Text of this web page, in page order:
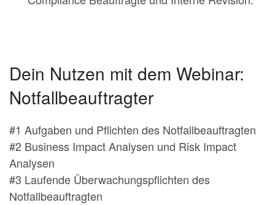
Dein Nutzen mit dem Webinar:
Notfallbeauftragter
#1 Aufgaben und Pflichten des Notfallbeauftragten
#2 Business Impact Analysen und Risk Impact
Analysen
#3 Laufende Überwachungspflichten des
Notfallbeauftragten